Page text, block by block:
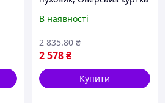
унісекс, Куртка пуховик
В наявності
2 578₴
2 835.80 ₴
Купити